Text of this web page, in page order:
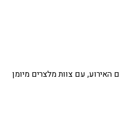
האירוע, עם צוות מלצרים מיומן